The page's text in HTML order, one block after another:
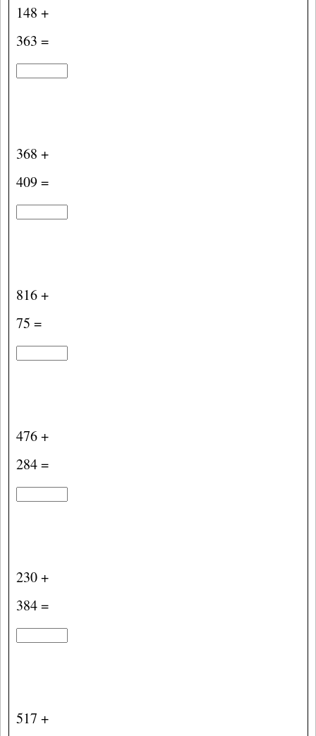
148 +
363 =
368 +
409 =
816 +
75 =
476 +
284 =
230 +
384 =
517 +